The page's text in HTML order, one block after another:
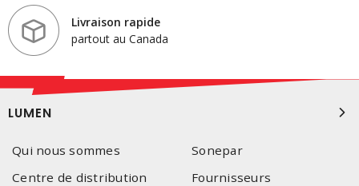
Livraison rapide
partout au Canada
LUMEN
Qui nous sommes
Sonepar
Centre de distribution
Fournisseurs